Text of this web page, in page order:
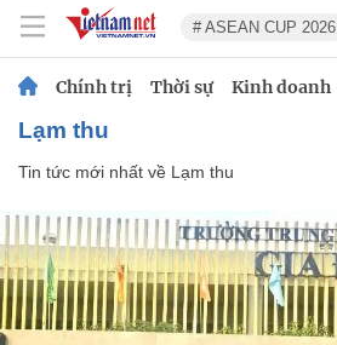
# ASEAN CUP 2026
Chính trị Thời sự Kinh doanh
Lạm thu
Tin tức mới nhất về Lạm thu